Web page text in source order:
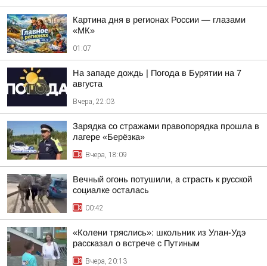
Картина дня в регионах России — глазами
«МК»
01:07
На западе дождь | Погода в Бурятии на 7
августа
Вчера, 22:03
Зарядка со стражами правопорядка прошла в
лагере «Берёзка»
Вчера, 18:09
Вечный огонь потушили, а страсть к русской
социалке осталась
00:42
«Колени тряслись»: школьник из Улан-Удэ
рассказал о встрече с Путиным
Вчера, 20:13